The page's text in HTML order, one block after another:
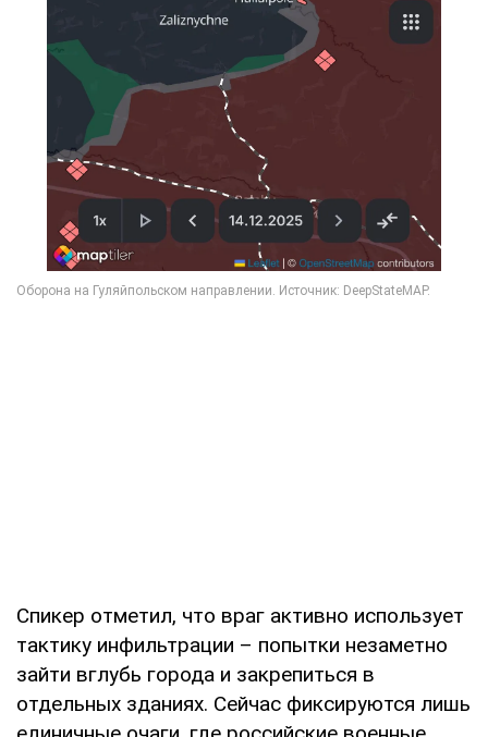
Спикер отметил, что враг активно использует
тактику инфильтрации – попытки незаметно
зайти вглубь города и закрепиться в
отдельных зданиях. Сейчас фиксируются лишь